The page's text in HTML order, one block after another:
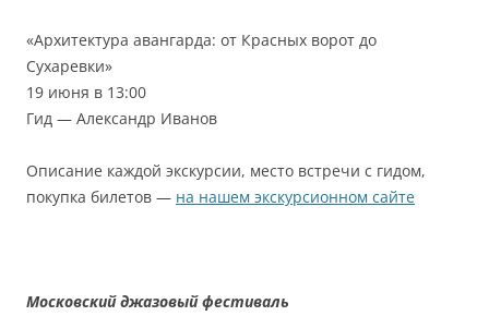
«Архитектура авангарда: от Красных ворот до
Сухаревки»
19 июня в 13:00
Гид — Александр Иванов
Описание каждой экскурсии, место встречи с гидом,
покупка билетов — на нашем экскурсионном сайте
Московский джазовый фестиваль